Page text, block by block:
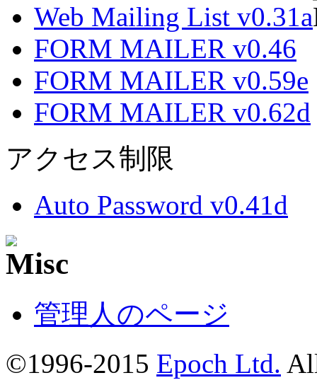
Web Mailing List v0.31a
FORM MAILER v0.46
FORM MAILER v0.59e
FORM MAILER v0.62d
アクセス制限
Auto Password v0.41d
管理人のページ
©1996-2015 Epoch Ltd.